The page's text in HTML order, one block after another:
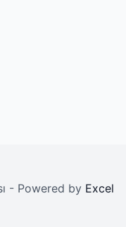
- Powered by Excel